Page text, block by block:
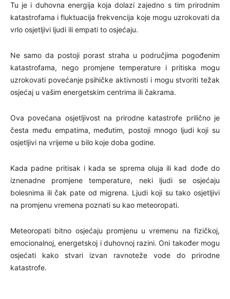
Tu je i duhovna energija koja dolazi zajedno s tim prirodnim
katastrofama i fluktuacija frekvencija koje mogu uzrokovati da
vrlo osjetljivi ljudi ili empati to osjećaju.
Ne samo da postoji porast straha u područjima pogođenim
katastrofama, nego promjene temperature i pritiska mogu
uzrokovati povećanje psihičke aktivnosti i mogu stvoriti težak
osjećaj u vašim energetskim centrima ili čakrama.
Ova povećana osjetljivost na prirodne katastrofe prilično je
česta među empatima, međutim, postoji mnogo ljudi koji su
osjetljivi na vrijeme u bilo koje doba godine.
Kada padne pritisak i kada se sprema oluja ili kad dođe do
iznenadne promjene temperature, neki ljudi se osjećaju
bolesnima ili čak pate od migrena. Ljudi koji su tako osjetljivi
na promjenu vremena poznati su kao meteoropati.
Meteoropati bitno osjećaju promjenu u vremenu na fizičkoj,
emocionalnoj, energetskoj i duhovnoj razini. Oni također mogu
osjećati kako stvari izvan ravnoteže vode do prirodne
katastrofe.